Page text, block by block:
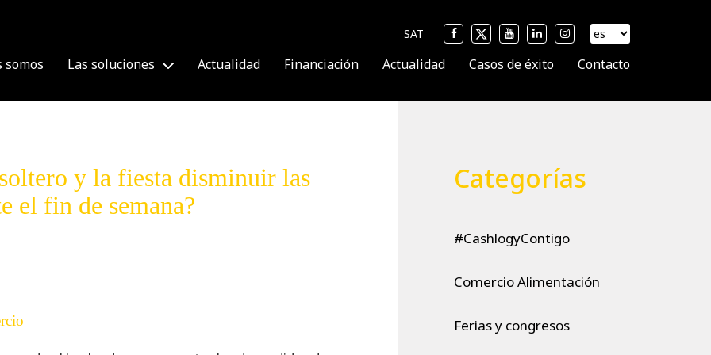
SAT
somos Las soluciones Actualidad Financiación Actualidad Casos de éxito Contacto
y la fiesta disminuir las
el fin de semana?
Categorías
#CashlogyContigo
Comercio Alimentación
Ferias y congresos